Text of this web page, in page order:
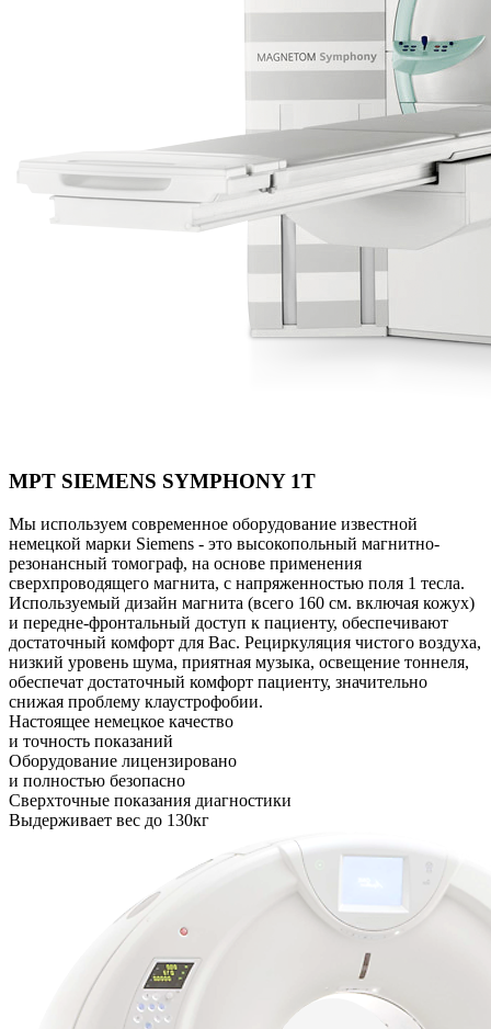
МРТ SIEMENS SYMPHONY 1T
Мы используем современное оборудование известной
немецкой марки Siemens - это высокопольный магнитно-
резонансный томограф, на основе применения
сверхпроводящего магнита, с напряженностью поля 1 тесла.
Используемый дизайн магнита (всего 160 см. включая кожух)
и передне-фронтальный доступ к пациенту, обеспечивают
достаточный комфорт для Вас. Рециркуляция чистого воздуха,
низкий уровень шума, приятная музыка, освещение тоннеля,
обеспечат достаточный комфорт пациенту, значительно
снижая проблему клаустрофобии.
Настоящее немецкое качество
и точность показаний
Оборудование лицензировано
и полностью безопасно
Сверхточные показания диагностики
Выдерживает вес до 130кг